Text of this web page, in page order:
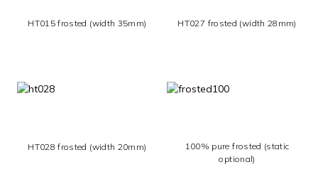
HT015 frosted (width 35mm) HT027 frosted (width 28mm)
HT028 frosted (width 20mm)
100% pure frosted (static
optional)